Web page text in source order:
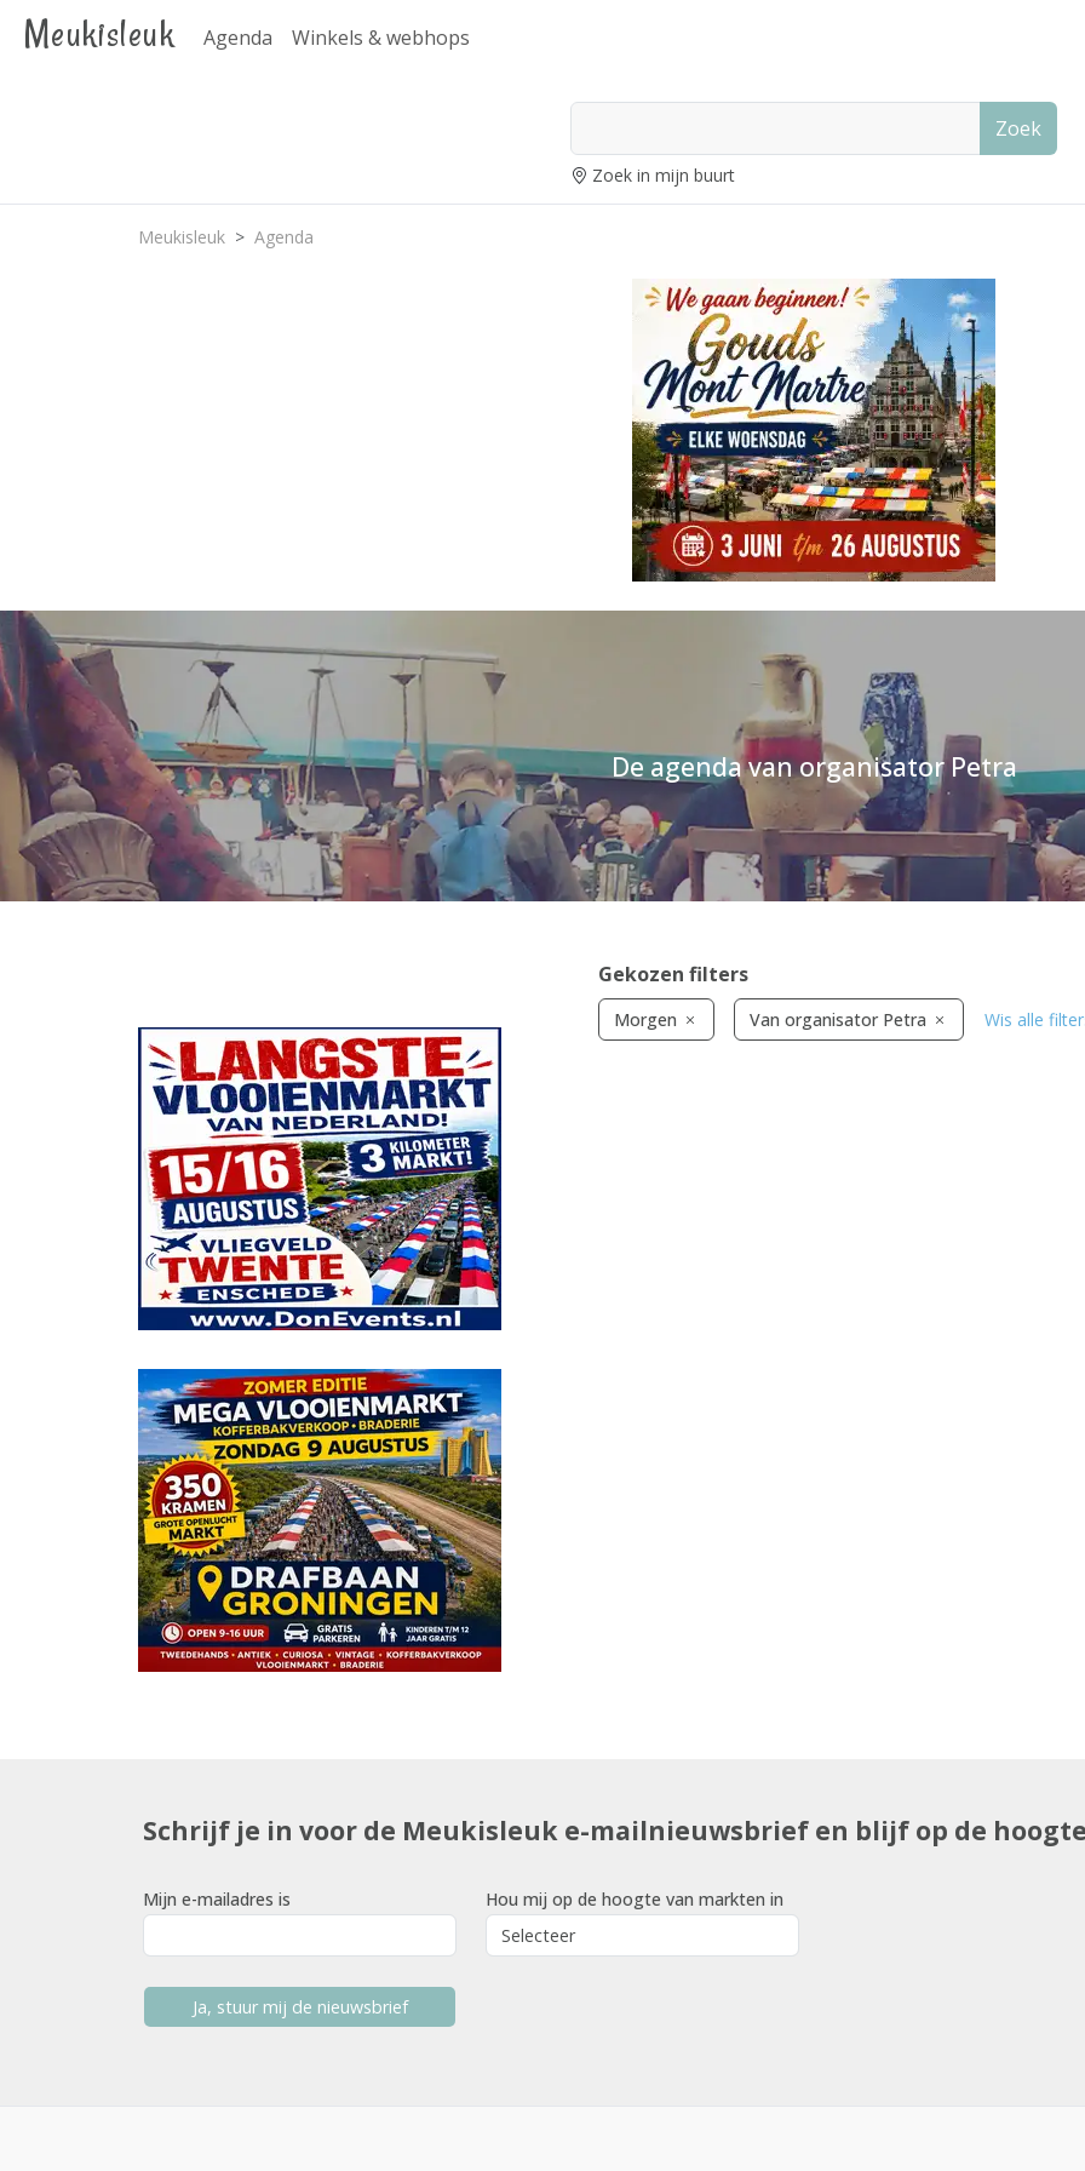
Meukisleuk Agenda Winkels & webhops
Zoek
Zoek in mijn buurt
Meukisleuk Agenda
De agenda van organisator Petra
Gekozen filters
Morgen Van organisator Petra Wis alle
Schrijf je in voor de Meukisleuk e-mailnieuwsbrief en blijf op de
Mijn e-mailadres is Hou mij op de hoogte van markten in
Ja, stuur mij de nieuwsbrief